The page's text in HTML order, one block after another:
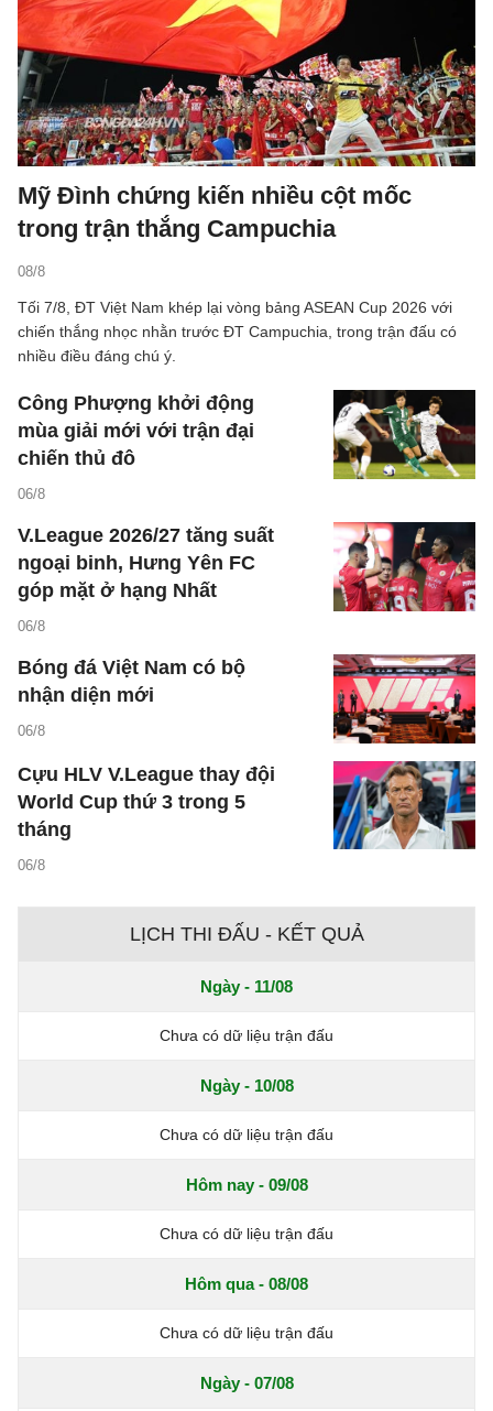
Mỹ Đình chứng kiến nhiều cột mốc
trong trận thắng Campuchia
08/8
Tối 7/8, ĐT Việt Nam khép lại vòng bảng ASEAN Cup 2026 với
chiến thắng nhọc nhằn trước ĐT Campuchia, trong trận đấu có
nhiều điều đáng chú ý.
Công Phượng khởi động
mùa giải mới với trận đại
chiến thủ đô
06/8
V.League 2026/27 tăng suất
ngoại binh, Hưng Yên FC
góp mặt ở hạng Nhất
06/8
Bóng đá Việt Nam có bộ
nhận diện mới
06/8
Cựu HLV V.League thay đội
World Cup thứ 3 trong 5
tháng
06/8
LỊCH THI ĐẤU - KẾT QUẢ
Ngày - 11/08
Chưa có dữ liệu trận đấu
Ngày - 10/08
Chưa có dữ liệu trận đấu
Hôm nay - 09/08
Chưa có dữ liệu trận đấu
Hôm qua - 08/08
Chưa có dữ liệu trận đấu
Ngày - 07/08